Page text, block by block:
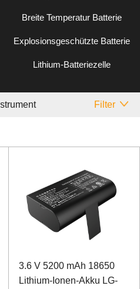
Breite Temperatur Batterie
Explosionsgeschützte Batterie
Lithium-Batteriezelle
Filter
3.6 V 5200 mAh 18650
Lithium-Ionen-Akku LG-